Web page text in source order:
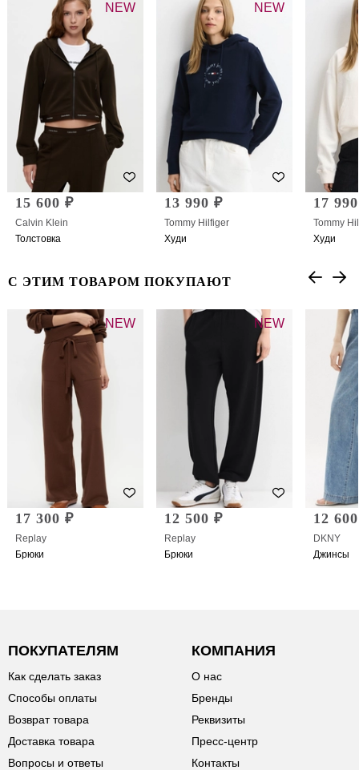
NEW
15 600 ₽
Calvin Klein
Толстовка
NEW
13 990 ₽
Tommy Hilfiger
Худи
17
Tommy
Худи
С ЭТИМ ТОВАРОМ ПОКУПАЮТ
NEW
17 300 ₽
Replay
Брюки
NEW
12 500 ₽
Replay
Брюки
12
DKNY
Джинсы
ПОКУПАТЕЛЯМ
Как сделать заказ
Способы оплаты
Возврат товара
Доставка товара
Вопросы и ответы
КОМПАНИЯ
О нас
Бренды
Реквизиты
Пресс-центр
Контакты